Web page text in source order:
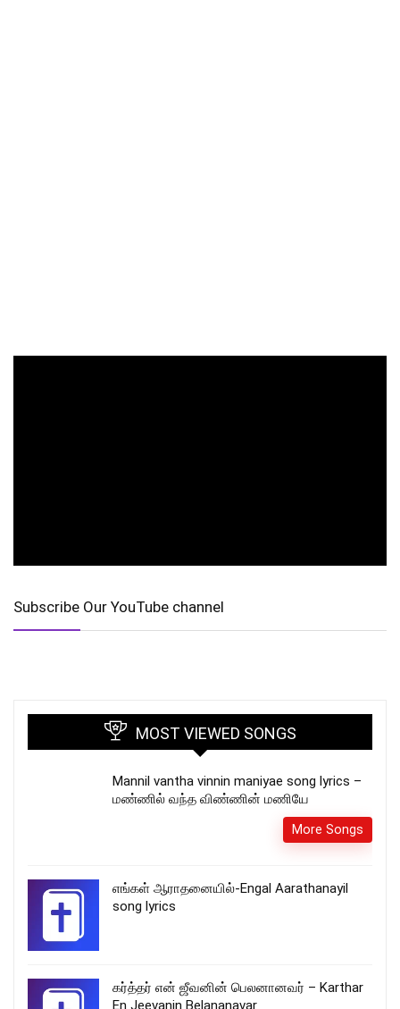
Subscribe Our YouTube channel
MOST VIEWED SONGS
Mannil vantha vinnin maniyae song lyrics –
மண்ணில் வந்த விண்ணின் மணியே
More Songs
எங்கள் ஆராதனையில்-Engal Aarathanayil
song lyrics
கர்த்தர் என் ஜீவனின் பெலனானவர் – Karthar
En Jeevanin Belananavar